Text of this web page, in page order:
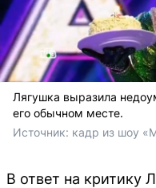
Лягушка выразила
его обычном месте.
Источник: кадр из шоу
В ответ на критику